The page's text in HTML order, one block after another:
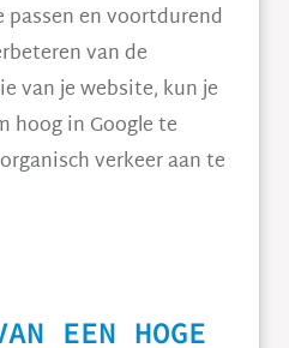
en voortdurend
van de
van je website, kun je
hoog in Google te
verkeer aan te
EEN HOGE